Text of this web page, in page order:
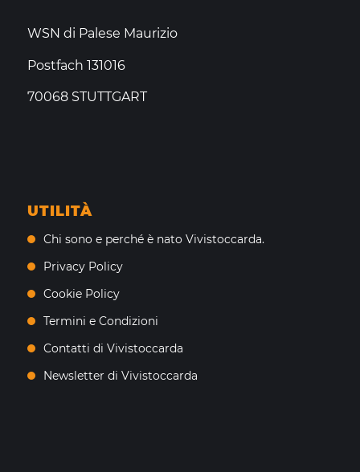
WSN di Palese Maurizio
Postfach 131016
70068 STUTTGART
UTILITÀ
Chi sono e perché è nato Vivistoccarda.
Privacy Policy
Cookie Policy
Termini e Condizioni
Contatti di Vivistoccarda
Newsletter di Vivistoccarda